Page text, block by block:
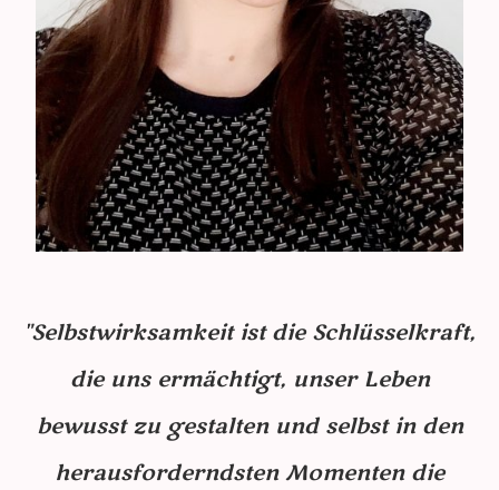
"Selbstwirksamkeit ist die Schlüsselkraft,
die uns ermächtigt, unser Leben
bewusst zu gestalten und selbst in den
herausforderndsten Momenten die